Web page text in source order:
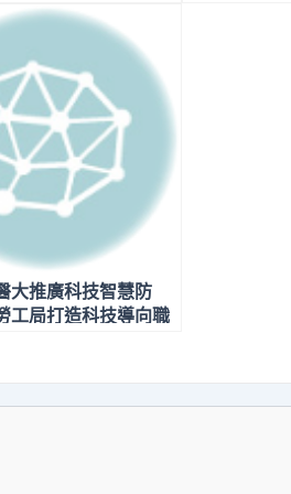
大推廣科技智慧防
局打造科技導向職